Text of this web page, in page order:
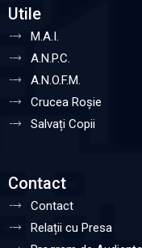
Utile
M.A.I.
A.N.P.C.
A.N.O.F.M.
Crucea Roșie
Salvați Copii
Contact
Contact
Relații cu Presa